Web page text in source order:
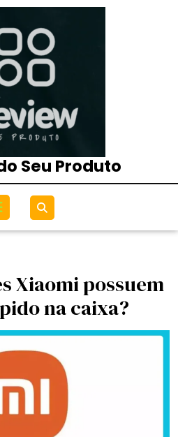
Seu Produto
Open
Menu
Xiaomi possuem
na caixa?